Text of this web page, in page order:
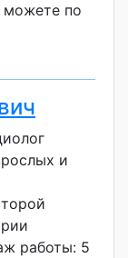
можете по
и
работы: 5